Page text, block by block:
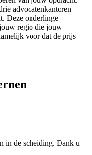
advocatenkantoren
Deze onderlinge
regio die jouw
voor dat de prijs
in de scheiding. Dank u